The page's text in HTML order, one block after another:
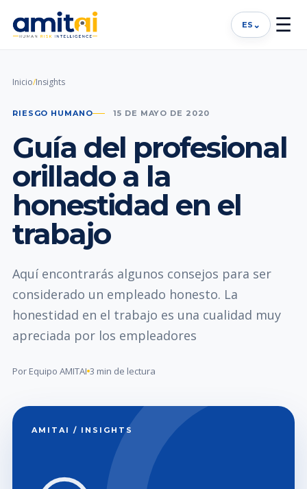
ES ⌄ ☰
Inicio/Insights
RIESGO HUMANO 15 DE MAYO DE 2020
Guía del profesional
orillado a la
honestidad en el
trabajo
Aquí encontrarás algunos consejos para ser
considerado un empleado honesto. La
honestidad en el trabajo es una cualidad muy
apreciada por los empleadores
Por Equipo AMITAI 3 min de lectura
AMITAI / INSIGHTS